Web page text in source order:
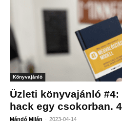
Könyvajánló
Üzleti könyvajánló
hack egy csokorban.
Mándó Milán - 2023-04-14